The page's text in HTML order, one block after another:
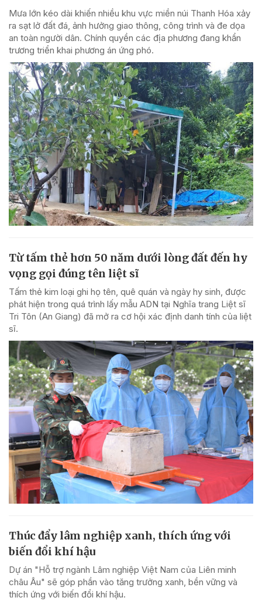
Mưa lớn kéo dài khiến nhiều khu vực miền núi Thanh Hóa xảy
ra sạt lở đất đá, ảnh hưởng giao thông, công trình và đe dọa
an toàn người dân. Chính quyền các địa phương đang khẩn
trương triển khai phương án ứng phó.
Từ tấm thẻ hơn 50 năm dưới lòng đất đến hy
vọng gọi đúng tên liệt sĩ
Tấm thẻ kim loại ghi họ tên, quê quán và ngày hy sinh, được
phát hiện trong quá trình lấy mẫu ADN tại Nghĩa trang Liệt sĩ
Tri Tôn (An Giang) đã mở ra cơ hội xác định danh tính của liệt
sĩ.
Thúc đẩy lâm nghiệp xanh, thích ứng với
biến đổi khí hậu
Dự án "Hỗ trợ ngành Lâm nghiệp Việt Nam của Liên minh
châu Âu" sẽ góp phần vào tăng trưởng xanh, bền vững và
thích ứng với biến đổi khí hậu.